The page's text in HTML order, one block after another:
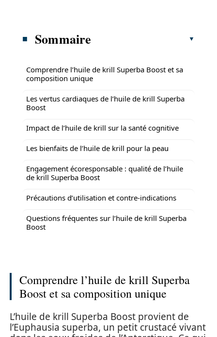
Sommaire
Comprendre l’huile de krill Superba Boost et sa
composition unique
Les vertus cardiaques de l’huile de krill Superba
Boost
Impact de l’huile de krill sur la santé cognitive
Les bienfaits de l’huile de krill pour la peau
Engagement écoresponsable : qualité de l’huile
de krill Superba Boost
Précautions d’utilisation et contre-indications
Questions fréquentes sur l’huile de krill Superba
Boost
Comprendre l’huile de krill Superba
Boost et sa composition unique
L’huile de krill Superba Boost provient de
l’Euphausia superba, un petit crustacé vivant